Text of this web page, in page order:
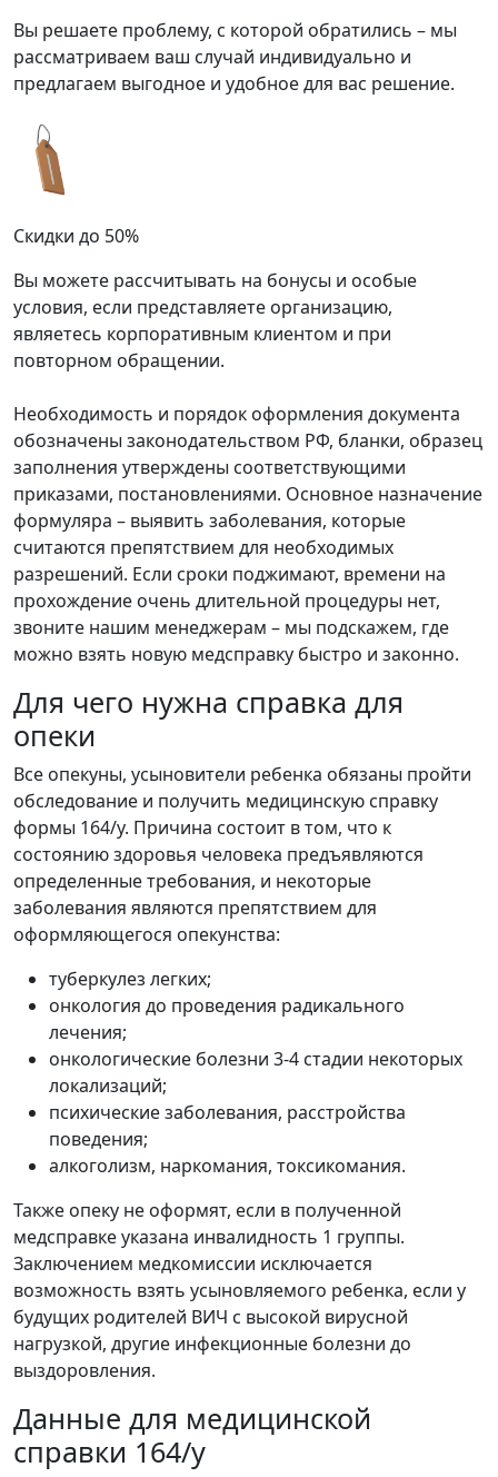
Вы решаете проблему, с которой обратились – мы
рассматриваем ваш случай индивидуально и
предлагаем выгодное и удобное для вас решение.
Скидки до 50%
Вы можете рассчитывать на бонусы и особые
условия, если представляете организацию,
являетесь корпоративным клиентом и при
повторном обращении.
Необходимость и порядок оформления документа
обозначены законодательством РФ, бланки, образец
заполнения утверждены соответствующими
приказами, постановлениями. Основное назначение
формуляра – выявить заболевания, которые
считаются препятствием для необходимых
разрешений. Если сроки поджимают, времени на
прохождение очень длительной процедуры нет,
звоните нашим менеджерам – мы подскажем, где
можно взять новую медсправку быстро и законно.
Для чего нужна справка для
опеки
Все опекуны, усыновители ребенка обязаны пройти
обследование и получить медицинскую справку
формы 164/у. Причина состоит в том, что к
состоянию здоровья человека предъявляются
определенные требования, и некоторые
заболевания являются препятствием для
оформляющегося опекунства:
туберкулез легких;
онкология до проведения радикального
лечения;
онкологические болезни 3-4 стадии некоторых
локализаций;
психические заболевания, расстройства
поведения;
алкоголизм, наркомания, токсикомания.
Также опеку не оформят, если в полученной
медсправке указана инвалидность 1 группы.
Заключением медкомиссии исключается
возможность взять усыновляемого ребенка, если у
будущих родителей ВИЧ с высокой вирусной
нагрузкой, другие инфекционные болезни до
выздоровления.
Данные для медицинской
справки 164/у